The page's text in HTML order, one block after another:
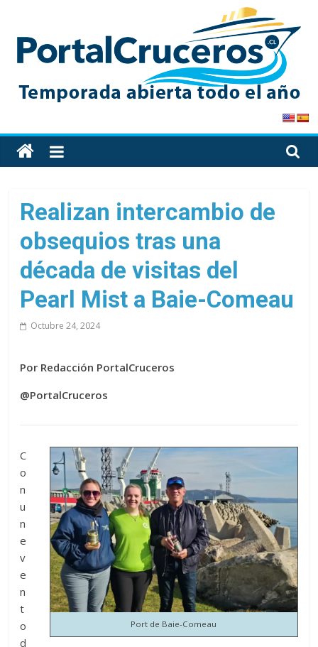
content
PortalCruceros
Toda
la
de
cruceros
en
solo
sitio
Realizan intercambio de
obsequios tras una
década de visitas del
Pearl Mist a Baie-Comeau
Octubre 24, 2024
Por Redacción PortalCruceros
@PortalCruceros
Port de Baie-Comeau
C
o
n
u
n
e
v
e
n
t
o
d